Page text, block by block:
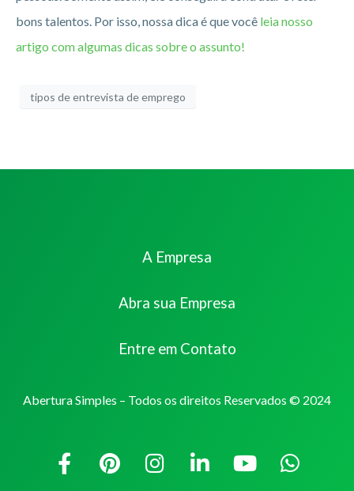
bons talentos. Por isso, nossa dica é que você leia nosso
artigo com algumas dicas sobre o assunto!
tipos de entrevista de emprego
A Empresa
Abra sua Empresa
Entre em Contato
Abertura Simples – Todos os direitos Reservados © 2024